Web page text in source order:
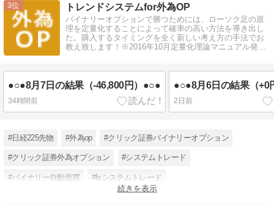
3 トレンドシステムfor外為OP
バイナリーオプションで勝つためには、ローソク足の原
理を定量化することによって確率の高い方法を導き出し
た。購入するタイミングを全く新しい考え方の手法でお
教え致します！※2016年10月定量化理論マニュアル発売
●○●8月7日の結果（-46,800円）●○●
34時間前
●○●8月6日の結果（+0
2日前
#日経225先物 #外為op #クリック証券バイナリーオプション
#クリック証券外為オプション #システムトレード
#バイナリー自動売買 #fxシステムトレード
続きを表示